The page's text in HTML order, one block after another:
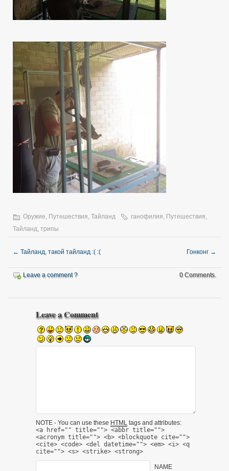
Оружие, Путешествия, Тайланд ганофилия, Путешествия,
Тайланд, трипы
← Тайланд, такой тайланд :( :( Гонконг →
Leave a comment ? 0 Comments.
Leave a Comment
NOTE - You can use these HTML tags and attributes:
<a href="" title=""> <abbr title="">
<acronym title=""> <b> <blockquote cite="">
<cite> <code> <del datetime=""> <em> <i> <q
cite=""> <s> <strike> <strong>
NAME